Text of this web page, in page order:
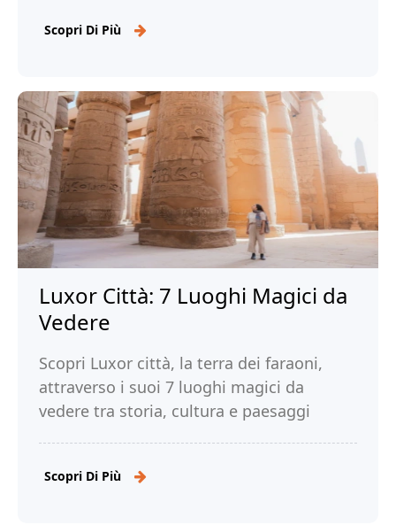
Scopri Di Più
Luxor Città: 7 Luoghi Magici da
Vedere
Scopri Luxor città, la terra dei faraoni,
attraverso i suoi 7 luoghi magici da
vedere tra storia, cultura e paesaggi
Scopri Di Più